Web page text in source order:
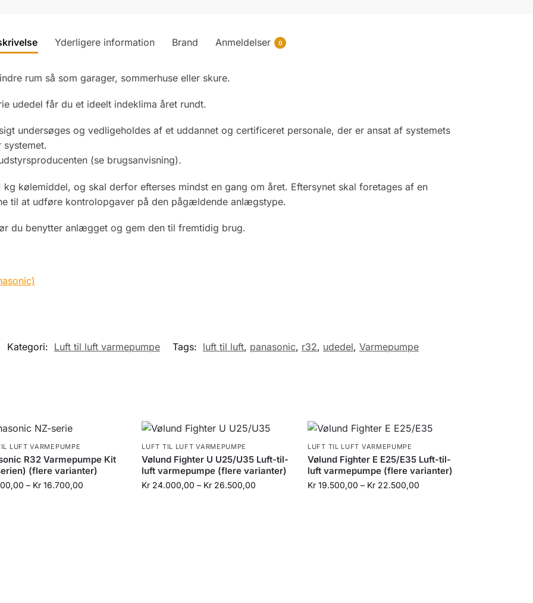
Yderligere information Brand Anmeldelser 0
rum så som garager, sommerhuse eller skure.
udedel får du et ideelt indeklima året rundt.
undersøges og vedligeholdes af et uddannet og certificeret personale, der er ansat af systemets
systemet.
(se brugsanvisning).
kølemiddel, og skal derfor efterses mindst en gang om året. Eftersynet skal foretages af en
til at udføre kontrolopgaver på den pågældende anlægstype.
du benytter anlægget og gem den til fremtidig brug.
Kategori: Luft til luft varmepumpe Tags: luft til luft, panasonic, r32, udedel, Varmepumpe
LUFT VARMEPUMPE
R32 Varmepumpe Kit
(flere varianter)
– Kr16.700,00
LUFT TIL LUFT VARMEPUMPE
Vølund Fighter U U25/U35 Luft-til-
luft varmepumpe (flere varianter)
Kr 24.000,00 – Kr 26.500,00
LUFT TIL LUFT VARMEPUMPE
Vølund Fighter E E25/E35 Luft-til-
luft varmepumpe (flere varianter)
Kr 19.500,00 – Kr 22.500,00